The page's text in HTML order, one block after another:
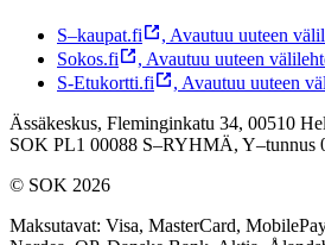
S–kaupat.fi , Avautuu uuteen
Sokos.fi
, Avautuu uuteen
S-Etukortti.fi
, Avautuu uuteen
Ässäkeskus, Fleminginkatu 34, 00510
SOK PL1 00088 S–RYHMÄ, Y–tunnus
© SOK 2026
Maksutavat: Visa, MasterCard,